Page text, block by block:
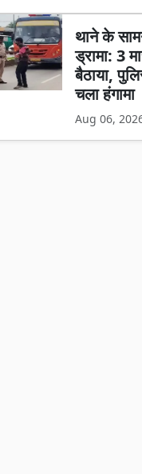
थाने के
ड्रामा: 3
बैठाया,
चला हंगामा
Aug 06,